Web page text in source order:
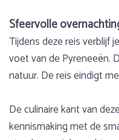
Sfeervolle
Tijdens deze reis verblijf
voet van de Pyreneeën.
natuur. De reis eindigt
De culinaire kant van
kennismaking met de